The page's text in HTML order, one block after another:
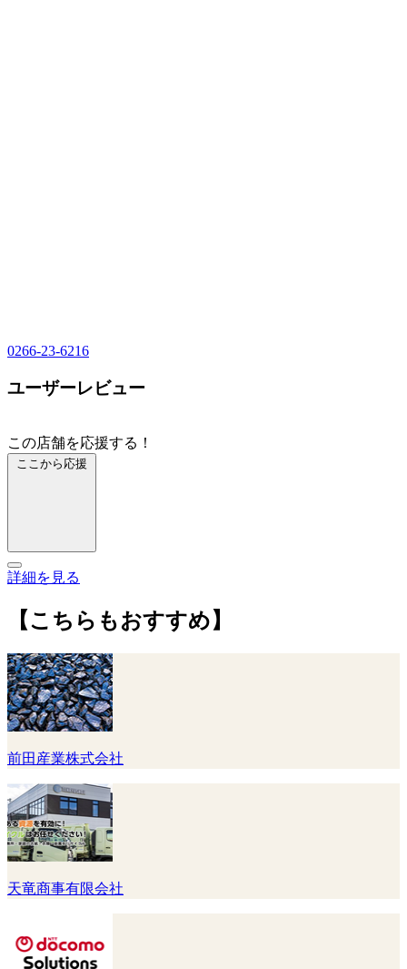
0266-23-6216
ユーザーレビュー
この店舗を応援する！
ここから応援
詳細を見る
【こちらもおすすめ】
前田産業株式会社
天竜商事有限会社